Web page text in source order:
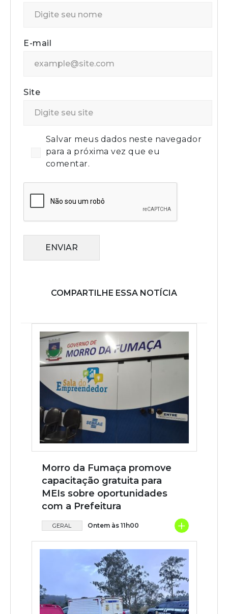
E-mail
Site
Salvar meus dados neste navegador
para a próxima vez que eu
comentar.
ENVIAR
COMPARTILHE ESSA NOTÍCIA
Morro da Fumaça promove
capacitação gratuita para
MEIs sobre oportunidades
com a Prefeitura
GERAL Ontem às 11h00 +